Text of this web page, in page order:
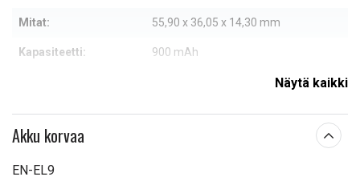
Mitat: 55,90 x 36,05 x 14,30 mm
Kapasiteetti: 900 mAh
Näytä kaikki
Akku korvaa
EN-EL9